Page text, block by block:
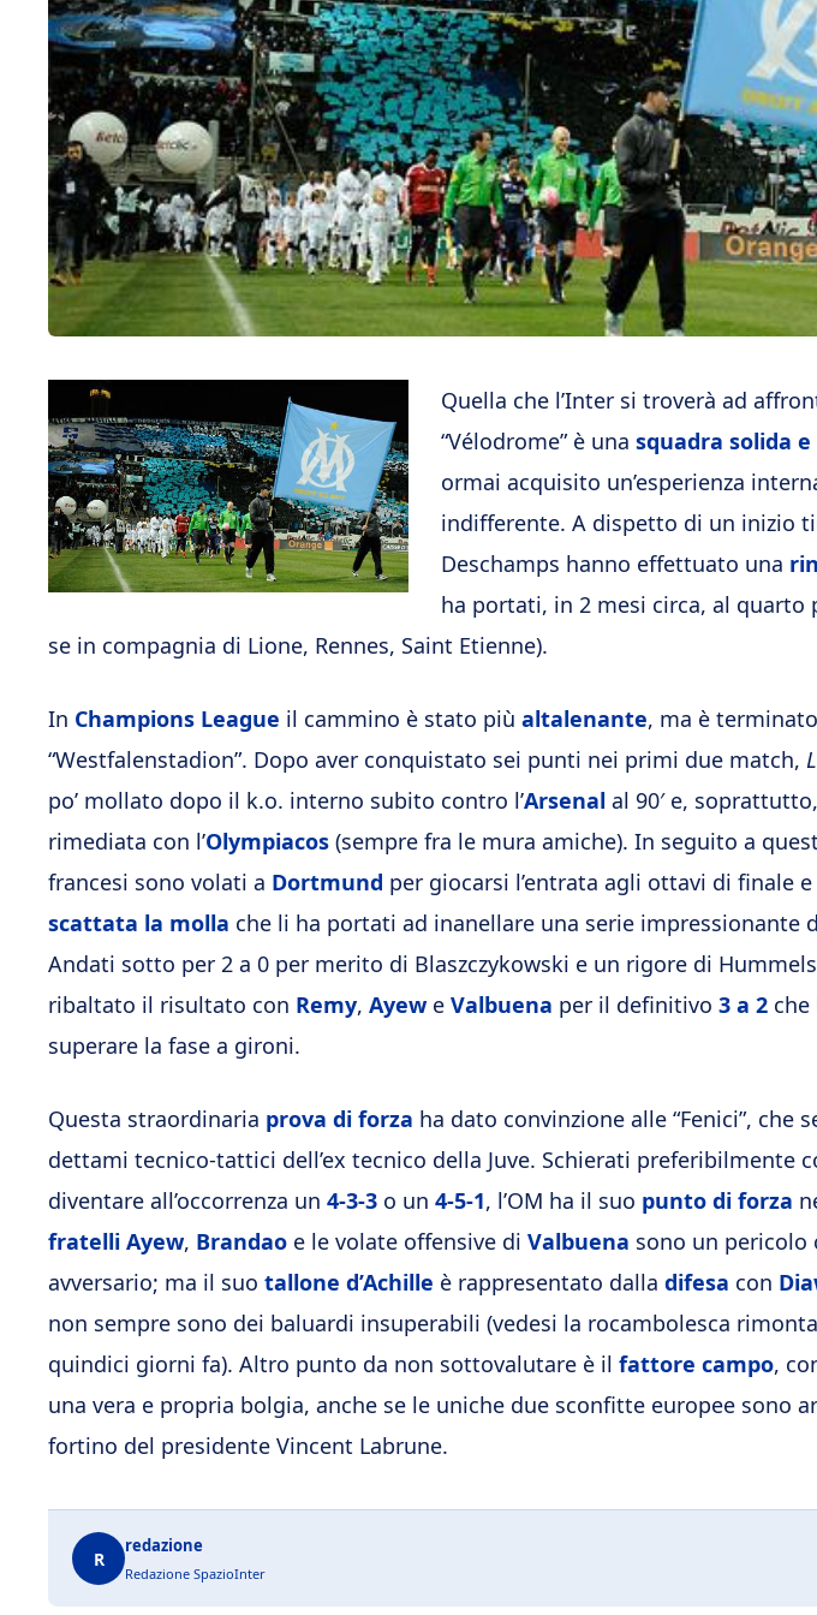
Quella che l’Inter si troverà ad
“Vélodrome” è una squadra solida
ormai acquisito un’esperienza
indifferente. A dispetto di un inizio
Deschamps hanno effettuato una
ha portati, in 2 mesi circa, al quarto
se in compagnia di Lione, Rennes, Saint Etienne).
In Champions League il cammino è stato più altalenante, ma è
“Westfalenstadion”. Dopo aver conquistato sei punti nei primi due match,
po’ mollato dopo il k.o. interno subito contro l’Arsenal al 90′ e,
rimediata con l’Olympiacos (sempre fra le mura amiche). In seguito a
francesi sono volati a Dortmund per giocarsi l’entrata agli ottavi di finale
scattata la molla che li ha portati ad inanellare una serie impressionante
Andati sotto per 2 a 0 per merito di Blaszczykowski e un rigore di
ribaltato il risultato con Remy, Ayewe Valbuena per il definitivo 3 a 2
superare la fase a gironi.
Questa straordinaria prova di forza ha dato convinzione alle “Fenici”, che
dettami tecnico-tattici dell’ex tecnico della Juve. Schierati preferibilmente
diventare all’occorrenza un 4-3-3 o un 4-5-1, l’OM ha il suo punto di forza
fratelli Ayew, Brandao e le volate offensive di Valbuena sono un pericolo
avversario; ma il suo tallone d’Achille è rappresentato dalla difesa con
non sempre sono dei baluardi insuperabili (vedesi la rocambolesca
quindici giorni fa). Altro punto da non sottovalutare è il fattore campo,
una vera e propria bolgia, anche se le uniche due sconfitte europee sono
fortino del presidente Vincent Labrune.
R
redazione
Redazione SpazioInter